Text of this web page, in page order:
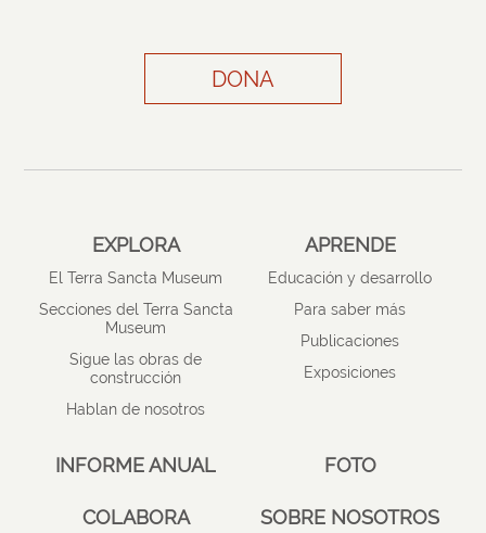
DONA
EXPLORA
El Terra Sancta Museum
Secciones del Terra Sancta
Museum
Sigue las obras de
construcción
Hablan de nosotros
APRENDE
Educación y desarrollo
Para saber más
Publicaciones
Exposiciones
INFORME ANUAL FOTO
COLABORA SOBRE NOSOTROS